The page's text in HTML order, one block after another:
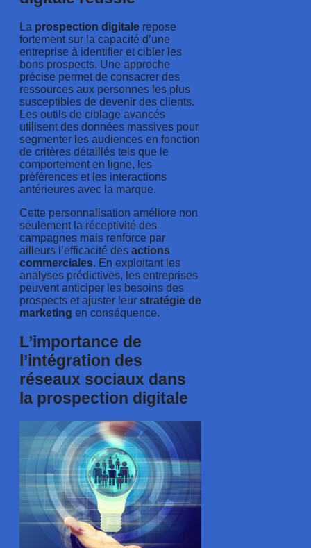
La prospection digitale repose
fortement sur la capacité d’une
entreprise à identifier et cibler les
bons prospects. Une approche
précise permet de consacrer des
ressources aux personnes les plus
susceptibles de devenir des clients.
Les outils de ciblage avancés
utilisent des données massives pour
segmenter les audiences en fonction
de critères détaillés tels que le
comportement en ligne, les
préférences et les interactions
antérieures avec la marque.
Cette personnalisation améliore non
seulement la réceptivité des
campagnes mais renforce par
ailleurs l’efficacité des actions
commerciales. En exploitant les
analyses prédictives, les entreprises
peuvent anticiper les besoins des
prospects et ajuster leur stratégie de
marketing en conséquence.
L’importance de
l’intégration des
réseaux sociaux dans
la prospection digitale